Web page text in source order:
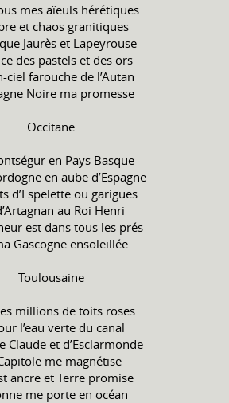
mes aïeuls hérétiques
et chaos granitiques
Jaurès et Lapeyrouse
des pastels et des ors
ciel farouche de l’Autan
Noire ma promesse
Occitane
en Pays Basque
en aube d’Espagne
d’Espelette ou garigues
au Roi Henri
est dans tous les prés
Gascogne ensoleillée
Toulousaine
millions de toits roses
l’eau verte du canal
Claude et d’Esclarmonde
me magnétise
ancre et Terre promise
me porte en océan